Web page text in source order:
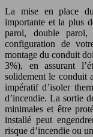
La mise en place
importante et la plus
paroi, double paroi,
configuration de
montage du conduit
3%), en assurant
solidement le conduit
impératif d’isoler
d’incendie. La sortie
minimales et être
installé peut
risque d’incendie ou